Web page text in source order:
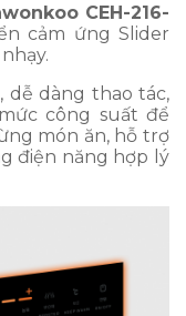
CEH-216-
cảm ứng Slider
dễ dàng thao tác,
công suất để
món ăn, hỗ trợ
điện năng hợp lý